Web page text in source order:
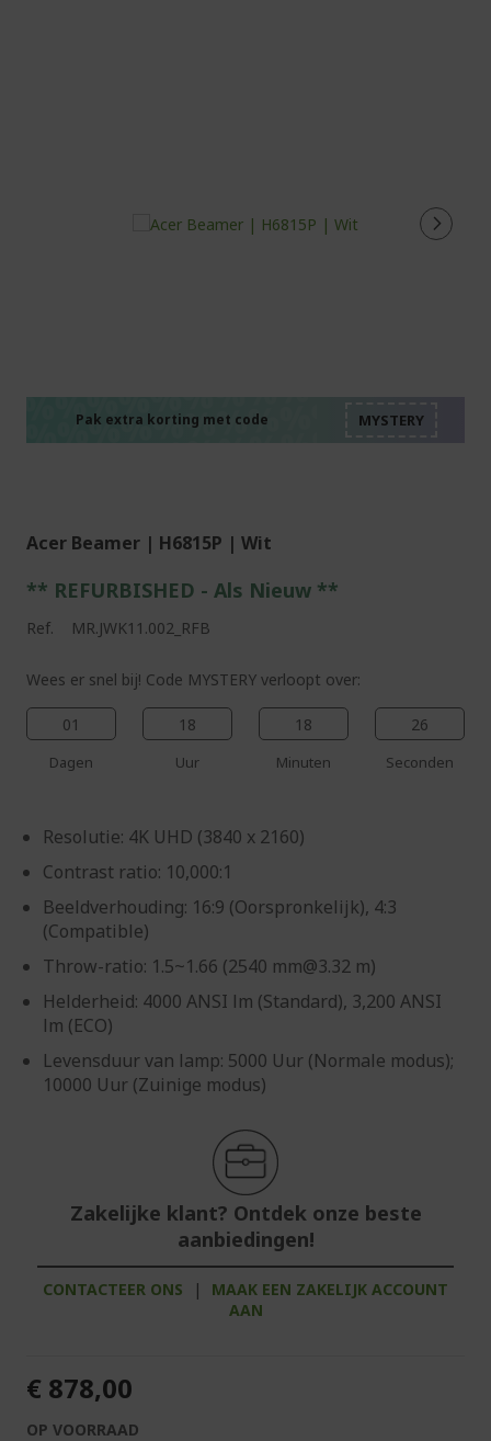
Pak extra korting met code
Acer Beamer | H6815P | Wit
** REFURBISHED - Als Nieuw **
Ref. MR.JWK11.002_RFB
Wees er snel bij! Code MYSTERY verloopt over:
01
Dagen
18
Uur
18
Minuten
25
Seconden
Resolutie: 4K UHD (3840 x 2160)
Contrast ratio: 10,000:1
Beeldverhouding: 16:9 (Oorspronkelijk), 4:3
(Compatible)
Throw-ratio: 1.5~1.66 (2540 mm@3.32 m)
Helderheid: 4000 ANSI lm (Standard), 3,200 ANSI
lm (ECO)
Levensduur van lamp: 5000 Uur (Normale modus);
10000 Uur (Zuinige modus)
Zakelijke klant? Ontdek onze beste
aanbiedingen!
CONTACTEER ONS |
MAAK EEN ZAKELIJK ACCOUNT
AAN
€ 878,00
OP VOORRAAD